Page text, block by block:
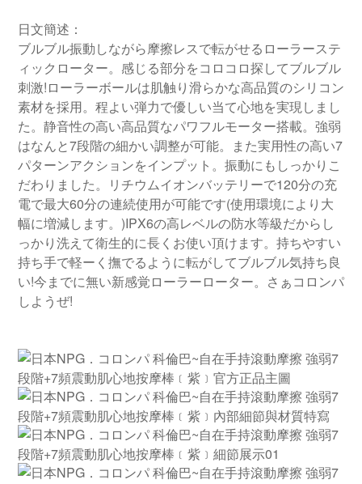
日文簡述：
ブルブル振動しながら摩擦レスで転がせるローラーステ
ィックローター。感じる部分をコロコロ探してブルブル
刺激!ローラーボールは肌触り滑らかな高品質のシリコン
素材を採用。程よい弾力で優しい当て心地を実現しまし
た。静音性の高い高品質なパワフルモーター搭載。強弱
はなんと7段階の細かい調整が可能。また実用性の高い7
パターンアクションをインプット。振動にもしっかりこ
だわりました。リチウムイオンバッテリーで120分の充
電で最大60分の連続使用が可能です(使用環境により大
幅に増減します。)IPX6の高レベルの防水等級だからし
っかり洗えて衛生的に長くお使い頂けます。持ちやすい
持ち手で軽ーく撫でるように転がしてブルブル気持ち良
い!今までに無い新感覚ローラーローター。さぁコロンパ
しようぜ!